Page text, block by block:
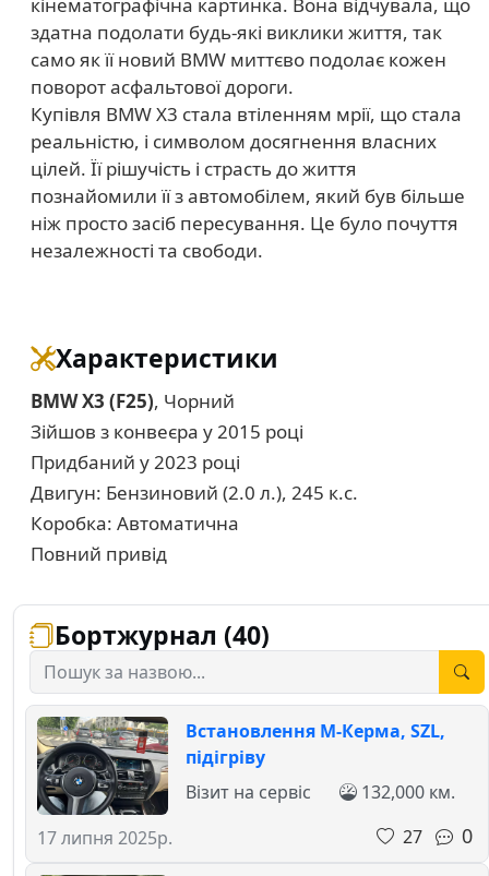
здатна подолати будь-які виклики життя, так
само як її новий BMW миттєво подолає кожен
поворот асфальтової дороги.
Купівля BMW X3 стала втіленням мрії, що стала
реальністю, і символом досягнення власних
цілей. Її рішучість і страсть до життя
познайомили її з автомобілем, який був більше
ніж просто засіб пересування. Це було почуття
незалежності та свободи.
Характеристики
BMW X3 (F25), Чорний
Зійшов з конвеєра у 2015 році
Придбаний у 2023 році
Двигун: Бензиновий (2.0 л.), 245 к.с.
Коробка: Автоматична
Повний привід
Бортжурнал (40)
Встановлення М-Керма, SZL,
підігріву
17 липня 2025р.
Візит на сервіс
132,000 км.
27
0